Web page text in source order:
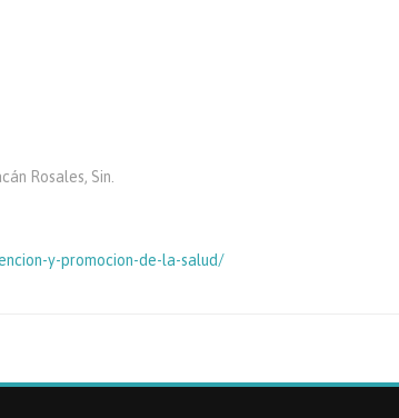
Rosales, Sin.
y-promocion-de-la-salud/